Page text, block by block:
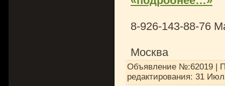
8-926-143-88-76
Москва
Объявление №:62019 |
редактирования: 31